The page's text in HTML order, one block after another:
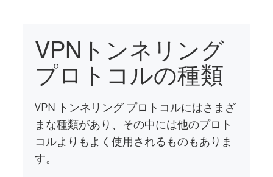
VPNトンネリング
プロトコルの種類
VPN トンネリング プロトコルにはさまざ
まな種類があり、その中には他のプロト
コルよりもよく使用されるものもありま
す。